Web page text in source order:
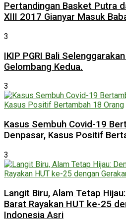
Pertandingan Basket Putra
XIII 2017 Gianyar Masuk
3
IKIP PGRI Bali
Gelombang Kedua.
3
Kasus Sembuh Covid-19
Denpasar, Kasus Positif
3
Langit Biru, Alam Tetap
Barat Rayakan HUT ke-25
Indonesia Asri